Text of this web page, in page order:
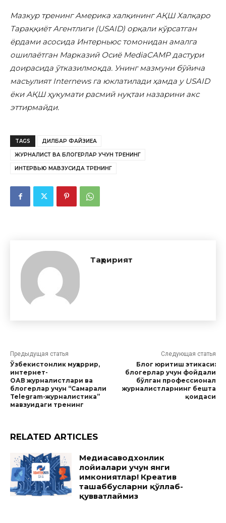
Мазкур тренинг Америка халқининг АҚШ Халқаро
Тараққиёт Агентлиги (USAID) орқали кўрсатган
ёрдами асосида Интерньюс томонидан амалга
ошилаётган Марказий Осиё MediaCAMP дастури
доирасида ўтказилмоқда. Унинг мазмуни бўйича
масъулият Internews га юклатилади ҳамда у USAID
ёки АҚШ ҳукумати расмий нуқтаи назарини акс
эттирмайди.
TAGS ДИЛБАР ФАЙЗИЕА
ЖУРНАЛИСТ ВА БЛОГЕРЛАР УЧУН ТРЕНИНГ
ИНТЕРВЬЮ МАВЗУСИДА ТРЕНИНГ
Таҳририят
Предыдущая статья
Ўзбекистонлик муҳаррир,
интернет-
ОАВ журналистлари ва
блогерлар учун “Самарали
Telegram-журналистика”
мавзуидаги тренинг
Следующая статья
Блог юритиш этикаси:
блогерлар учун фойдали
бўлган профессионал
журналистларнинг бешта
қоидаси
RELATED ARTICLES
Медиасаводхонлик
лойиҳалари учун янги
имкониятлар! Креатив
ташаббусларни қўллаб-
қувватлаймиз